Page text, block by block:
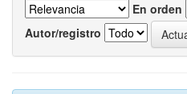
En orden
Autor/registro